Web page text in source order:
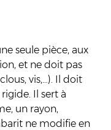
seule pièce, aux
et ne doit pas
vis,…). Il doit
Il sert à
un rayon,
ne modifie en